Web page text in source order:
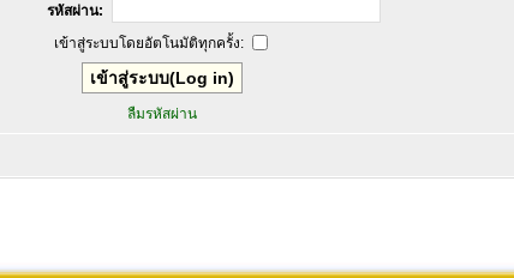
รหัสผ่าน:
เข้าสู่ระบบโดยอัตโนมัติทุกครั้ง:
ลืมรหัสผ่าน